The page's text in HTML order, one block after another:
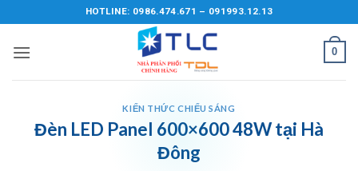
qua
nội
HOTLINE: 0986.474.671 – 091993.12.13
0
KIẾN THỨC CHIẾU SÁNG
Đèn LED Panel 600×600 48W tại Hà
Đông